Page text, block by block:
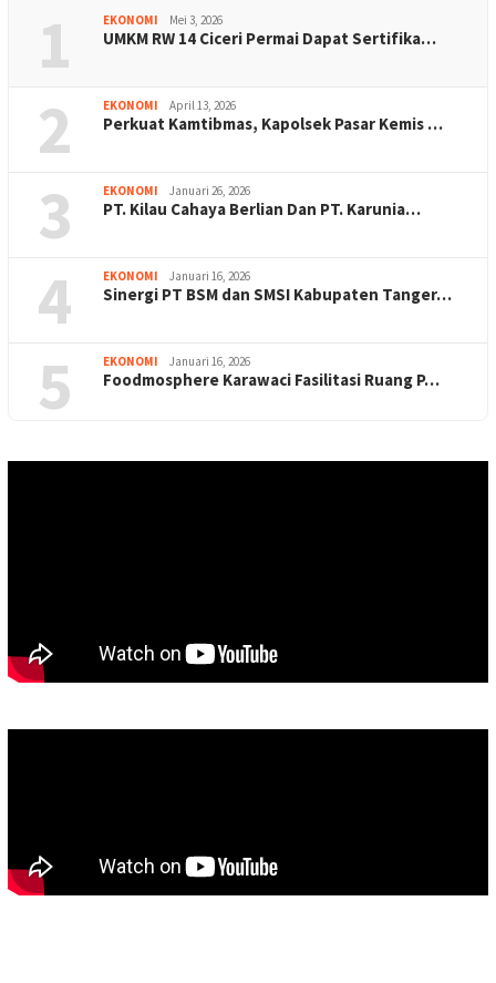
1 EKONOMI Mei 3, 2026
UMKM RW 14 Ciceri Permai Dapat Sertifika…
2 EKONOMI April 13, 2026
Perkuat Kamtibmas, Kapolsek Pasar Kemis …
3 EKONOMI Januari 26, 2026
PT. Kilau Cahaya Berlian Dan PT. Karunia…
4 EKONOMI Januari 16, 2026
Sinergi PT BSM dan SMSI Kabupaten Tanger…
5 EKONOMI Januari 16, 2026
Foodmosphere Karawaci Fasilitasi Ruang P…